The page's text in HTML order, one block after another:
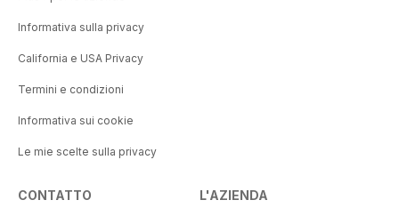
Informativa sulla privacy
California e USA Privacy
Termini e condizioni
Informativa sui cookie
Le mie scelte sulla privacy
CONTATTO L'AZIENDA